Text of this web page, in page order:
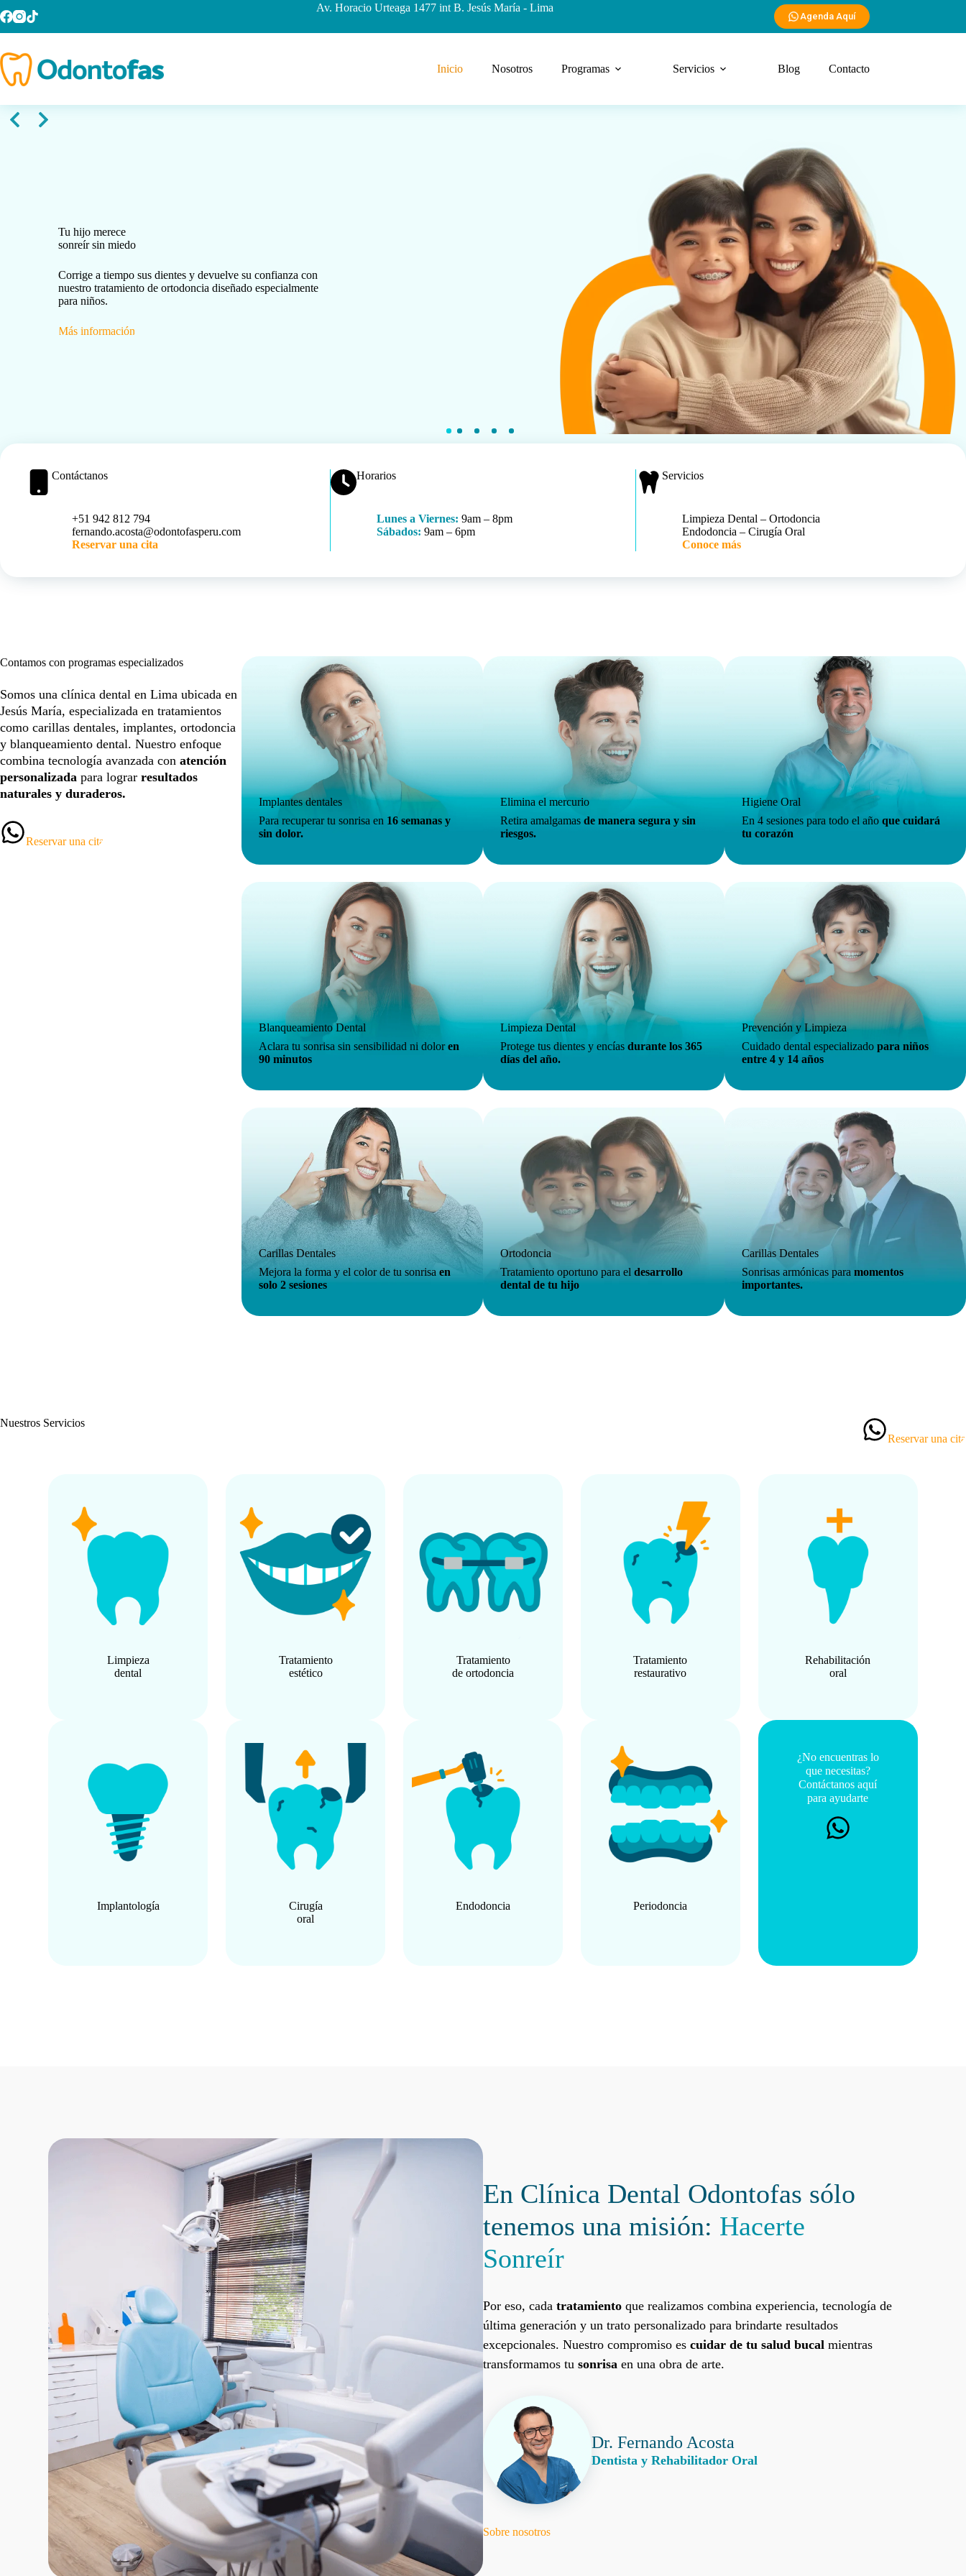
al
contenido
Av. Horacio Urteaga 1477 int B. Jesús María - Lima
Agenda Aquí
Inicio Nosotros Programas Servicios Blog Contacto
Tu hijo merece
sonreír sin miedo
Corrige a tiempo sus dientes y devuelve su confianza con
nuestro tratamiento de ortodoncia diseñado especialmente
para niños.
Más información
Contáctanos
+51 942 812 794
fernando.acosta@odontofasperu.com
Reservar una cita
Horarios
Lunes a Viernes: 9am – 8pm
Sábados: 9am – 6pm
Servicios
Limpieza Dental – Ortodoncia
Endodoncia – Cirugía Oral
Conoce más
Contamos con programas especializados
Somos una clínica dental en Lima ubicada en
Jesús María, especializada en tratamientos
como carillas dentales, implantes, ortodoncia
y blanqueamiento dental. Nuestro enfoque
combina tecnología avanzada con atención
personalizada para lograr resultados
naturales y duraderos.
Reservar una cita
Implantes dentales
Para recuperar tu sonrisa en 16 semanas y
sin dolor.
Elimina el mercurio
Retira amalgamas de manera segura y sin
riesgos.
Higiene Oral
En 4 sesiones para todo el año que cuidará
tu corazón
Blanqueamiento Dental
Aclara tu sonrisa sin sensibilidad ni doloren
90 minutos
Limpieza Dental
Protege tus dientes y encías durante los 365
días del año.
Prevención y Limpieza
Cuidado dental especializado para niños
entre 4 y 14 años
Carillas Dentales
Mejora la forma y el color de tu sonrisaen
solo 2 sesiones
Ortodoncia
Tratamiento oportuno para el desarrollo
dental de tu hijo
Carillas Dentales
Sonrisas armónicas para momentos
importantes.
Nuestros Servicios
Reservar una cita
Limpieza
dental
Tratamiento
estético
Tratamiento
de ortodoncia
Tratamiento
restaurativo
Rehabilitación
oral
Implantología
Cirugía
oral
Endodoncia Periodoncia
¿No encuentras lo
que necesitas?
Contáctanos aquí
para ayudarte
En Clínica Dental Odontofas sólo
tenemos una misión: Hacerte
Sonreír
Por eso, cada tratamiento que realizamos combina experiencia, tecnología de
última generación y un trato personalizado para brindarte resultados
excepcionales. Nuestro compromiso es cuidar de tu salud bucal mientras
transformamos tu sonrisa en una obra de arte.
Dr. Fernando Acosta
Dentista y Rehabilitador Oral
Sobre nosotros